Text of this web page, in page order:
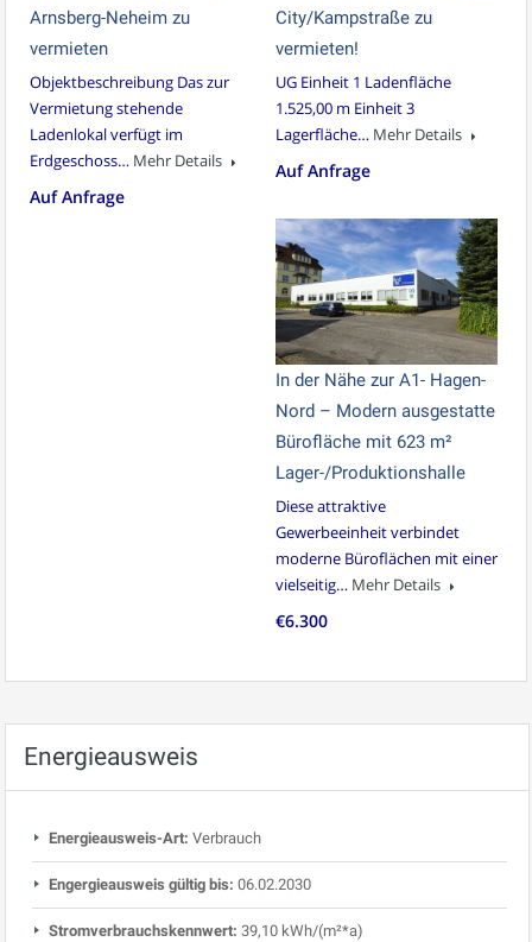
Arnsberg-Neheim zu
vermieten
Objektbeschreibung Das zur
Vermietung stehende
Ladenlokal verfügt im
Erdgeschoss… Mehr Details
Auf Anfrage
City/Kampstraße zu
vermieten!
UG Einheit 1 Ladenfläche
1.525,00 m Einheit 3
Lagerfläche… Mehr Details
Auf Anfrage
In der Nähe zur A1- Hagen-
Nord – Modern ausgestatte
Bürofläche mit 623 m²
Lager-/Produktionshalle
Diese attraktive
Gewerbeeinheit verbindet
moderne Büroflächen mit einer
vielseitig… Mehr Details
€6.300
Energieausweis
Energieausweis-Art: Verbrauch
Engergieausweis gültig bis: 06.02.2030
Stromverbrauchskennwert: 39,10 kWh/(m²*a)